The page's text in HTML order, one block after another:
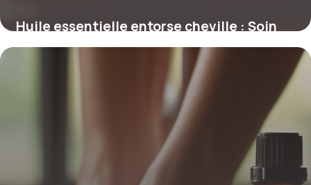
Huile essentielle entorse cheville : Soin
naturel